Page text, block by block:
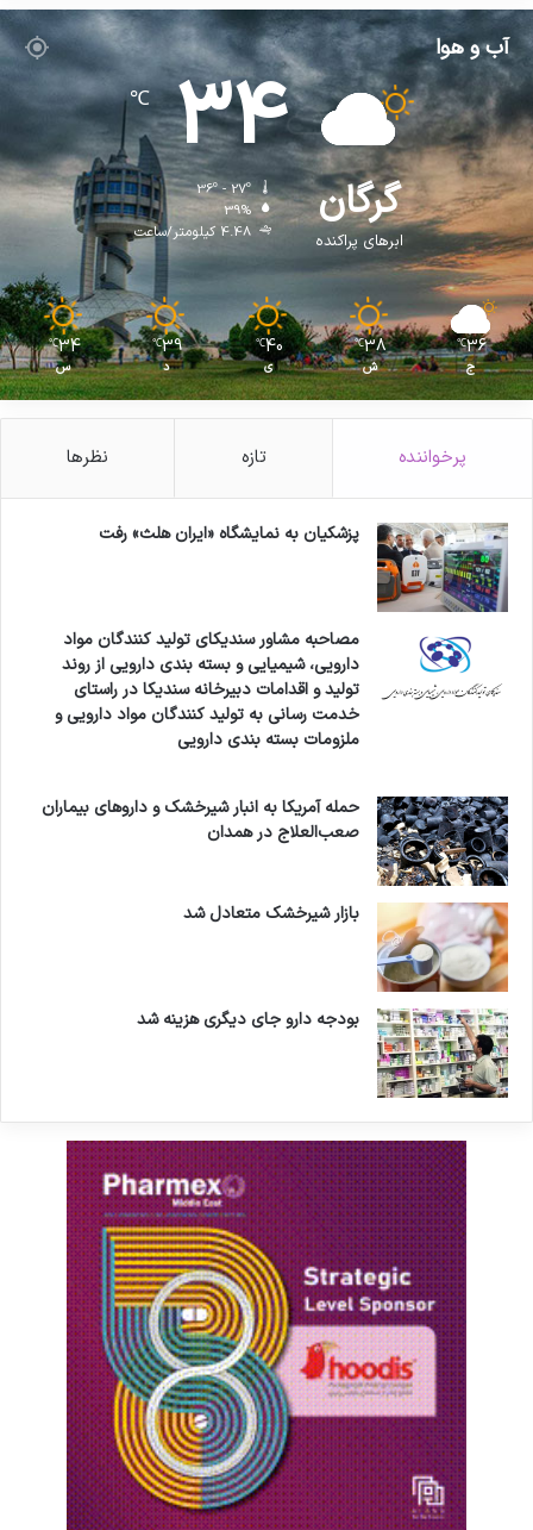
آب و هوا
گرگان
ابرهای پراکنده
34
℃
36º - 27º
39%
4.48 کیلومتر/ساعت
36
℃
ج
38
℃
ش
40
℃
ی
39
℃
د
34
℃
س
پرخواننده تازه نظرها
پزشکیان به نمایشگاه «ایران هلث» رفت
مصاحبه مشاور سندیکای تولید کنندگان مواد
دارویی، شیمیایی و بسته بندی دارویی از روند
تولید و اقدامات دبیرخانه سندیکا در راستای
خدمت رسانی به تولید کنندگان مواد دارویی و
ملزومات بسته بندی دارویی
حمله آمریکا به انبار شیرخشک و داروهای بیماران
صعب‌العلاج در همدان
بازار شیرخشک متعادل شد
بودجه دارو جای دیگری هزینه شد